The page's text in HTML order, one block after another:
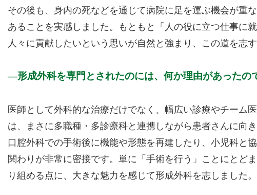
その後も、身内の死などを通じて病院に足を運ぶ機会が重
あることを実感しました。もともと「人の役に立つ仕事に
人々に貢献したいという思いが自然と強まり、この道を志
形成外科を専門とされたのには、何か理由があったの
医師として外科的な治療だけでなく、幅広い診療やチーム
は、まさに多職種・多診療科と連携しながら患者さんに向
口腔外科での手術後に機能や形態を再建したり、小児科と
関わりが非常に密接です。単に「手術を行う」ことにとど
り組める点に、大きな魅力を感じて形成外科を志しました。